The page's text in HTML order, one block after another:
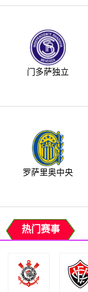
门多萨独立
罗萨里奥中央
热门赛事